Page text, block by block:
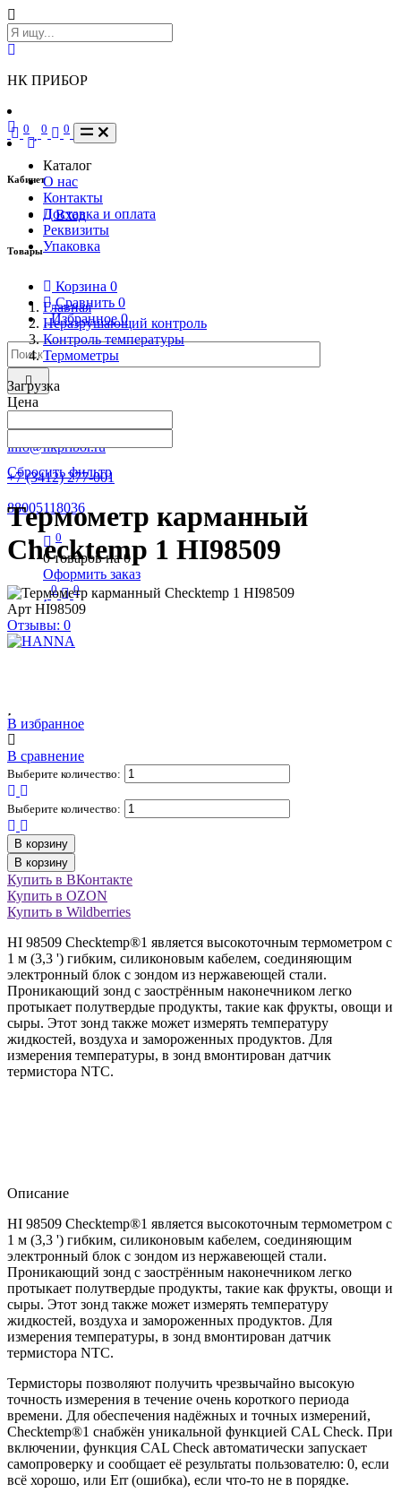
НК ПРИБОР
Кабинет
Вход
Товары
Корзина 0
Сравнить 0
Избранное0
Написать в Телеграм
info@nkpribor.ru
+7 (3412) 277-001
88005118036
0
0 товаров на0
Оформить заказ
0 0
0 0 0
Каталог
О нас
Контакты
Доставка и оплата
Реквизиты
Упаковка
Главная
Неразрушающий контроль
Контроль температуры
Термометры
Загрузка
Цена
Сбросить фильтр
Термометр карманный
Checktemp 1 HI98509
Арт HI98509
Отзывы: 0
В избранное
В сравнение
Выберите количество:
Выберите количество:
В корзину
В корзину
Купить в ВКонтакте
Купить в OZON
Купить в Wildberries
HI 98509 Checktemp®1 является высокоточным термометром с
1 м (3,3 ') гибким, силиконовым кабелем, соединяющим
электронный блок с зондом из нержавеющей стали.
Проникающий зонд с заострённым наконечником легко
протыкает полутвердые продукты, такие как фрукты, овощи и
сыры. Этот зонд также может измерять температуру
жидкостей, воздуха и замороженных продуктов. Для
измерения температуры, в зонд вмонтирован датчик
термистора NTC.
Описание
HI 98509 Checktemp®1 является высокоточным термометром с
1 м (3,3 ') гибким, силиконовым кабелем, соединяющим
электронный блок с зондом из нержавеющей стали.
Проникающий зонд с заострённым наконечником легко
протыкает полутвердые продукты, такие как фрукты, овощи и
сыры. Этот зонд также может измерять температуру
жидкостей, воздуха и замороженных продуктов. Для
измерения температуры, в зонд вмонтирован датчик
термистора NTC.
Термисторы позволяют получить чрезвычайно высокую
точность измерения в течение очень короткого периода
времени. Для обеспечения надёжных и точных измерений,
Checktemp®1 снабжён уникальной функцией CAL Check. При
включении, функция CAL Check автоматически запускает
самопроверку и сообщает её результаты пользователю: 0, если
всё хорошо, или Err (ошибка), если что-то не в порядке.